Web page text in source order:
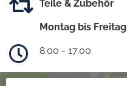
Teile & Zubehör
Montag bis Freitag
8.00 - 17.00